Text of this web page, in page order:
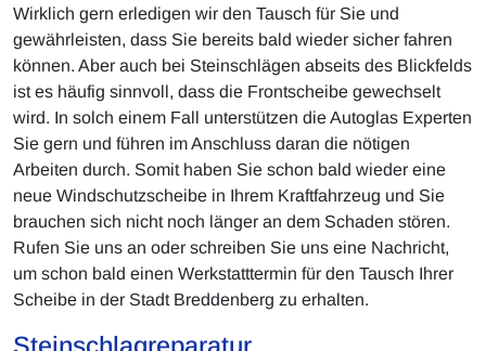
Wirklich gern erledigen wir den Tausch für Sie und
gewährleisten, dass Sie bereits bald wieder sicher fahren
können. Aber auch bei Steinschlägen abseits des Blickfelds
ist es häufig sinnvoll, dass die Frontscheibe gewechselt
wird. In solch einem Fall unterstützen die Autoglas Experten
Sie gern und führen im Anschluss daran die nötigen
Arbeiten durch. Somit haben Sie schon bald wieder eine
neue Windschutzscheibe in Ihrem Kraftfahrzeug und Sie
brauchen sich nicht noch länger an dem Schaden stören.
Rufen Sie uns an oder schreiben Sie uns eine Nachricht,
um schon bald einen Werkstatttermin für den Tausch Ihrer
Scheibe in der Stadt Breddenberg zu erhalten.